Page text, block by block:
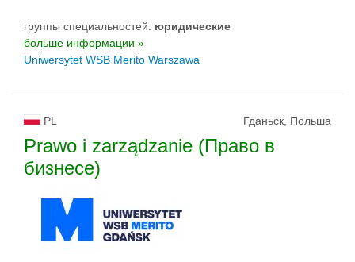
группы специальностей: юридические
больше информации »
Uniwersytet WSB Merito Warszawa
PL Гданьск, Польша
Prawo i zarządzanie (Право в
бизнесе)